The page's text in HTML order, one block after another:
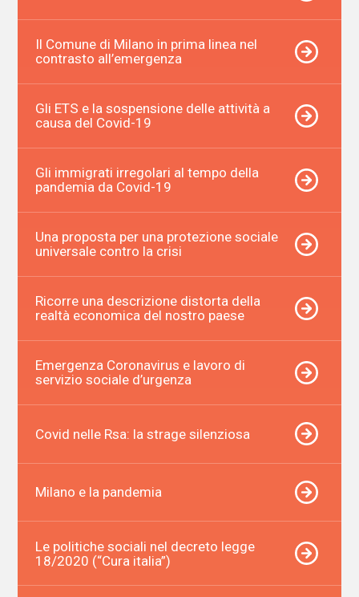
Il Comune di Milano in prima linea nel
contrasto all’emergenza
Gli ETS e la sospensione delle attività a
causa del Covid-19
Gli immigrati irregolari al tempo della
pandemia da Covid-19
Una proposta per una protezione sociale
universale contro la crisi
Ricorre una descrizione distorta della
realtà economica del nostro paese
Emergenza Coronavirus e lavoro di
servizio sociale d’urgenza
Covid nelle Rsa: la strage silenziosa
Milano e la pandemia
Le politiche sociali nel decreto legge
18/2020 (“Cura italia”)